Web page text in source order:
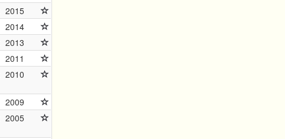
2015
2014
2013
2011
2010
2009
2005